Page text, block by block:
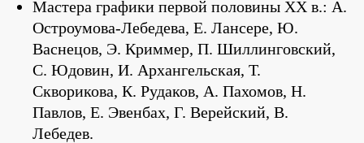
Мастера графики первой половины XX в.: А.
Остроумова-Лебедева, Е. Лансере, Ю.
Васнецов, Э. Криммер, П. Шиллинговский,
С. Юдовин, И. Архангельская, Т.
Скворикова, К. Рудаков, А. Пахомов, Н.
Павлов, Е. Эвенбах, Г. Верейский, В.
Лебедев.